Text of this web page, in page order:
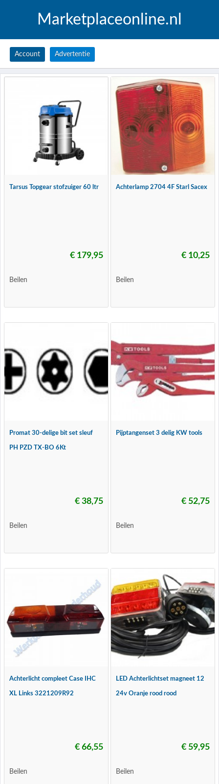
Marketplaceonline.nl
Account Advertentie
Tarsus Topgear stofzuiger 60 ltr
€ 179,95
Beilen
Achterlamp 2704 4F Starl Sacex
€ 10,25
Beilen
Promat 30-delige bit set sleuf
PH PZD TX-BO 6Kt
€ 38,75
Beilen
Pijptangenset 3 delig KW tools
€ 52,75
Beilen
Achterlicht compleet Case IHC
XL Links 3221209R92
€ 66,55
Beilen
LED Achterlichtset magneet 12
24v Oranje rood rood
€ 59,95
Beilen